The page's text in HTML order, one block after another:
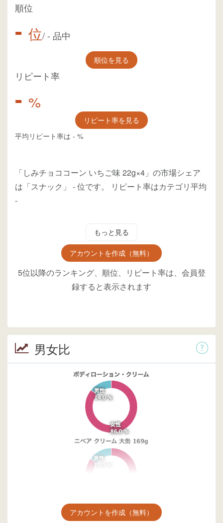
順位
- 位/- 品中
順位を見る
リピート率
- %
リピート率を見る
平均リピート率は - %
「しみチョココーン いちご味 22g×4」の市場シェア
は「スナック」 -位です。
リピート率はカテゴリ平均
-
もっと見る
アカウントを作成（無料）
5位以降のランキング、順位、リピート率は、会員登
録すると表示されます
男女比
アカウントを作成（無料）